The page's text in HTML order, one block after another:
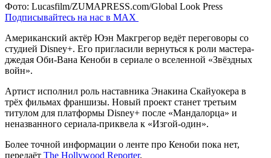
Фото: Lucasfilm/ZUMAPRESS.com/Global Look Press
Подписывайтесь на нас в MAX
Американский актёр Юэн Макгрегор ведёт переговоры со
студией Disney+. Его пригласили вернуться к роли мастера-
джедая Оби-Вана Кеноби в сериале о вселенной «Звёздных
войн».
Артист исполнил роль наставника Энакина Скайуокера в
трёх фильмах франшизы. Новый проект станет третьим
титулом для платформы Disney+ после «Мандалорца» и
неназванного сериала-приквела к «Изгой-один».
Более точной информации о ленте про Кеноби пока нет,
передаёт The Hollywood Reporter.